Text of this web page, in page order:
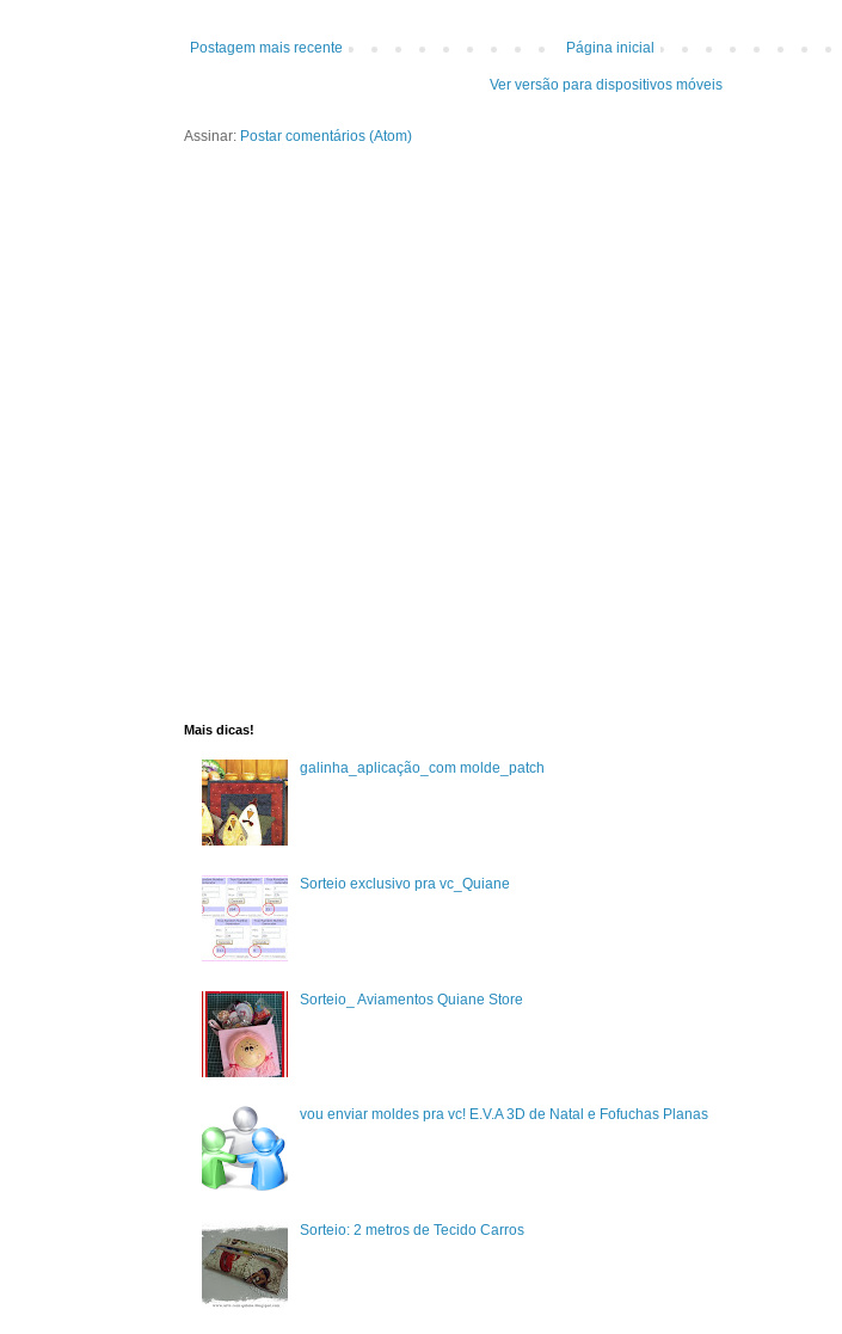
Postagem mais recente Página inicial
Ver versão para dispositivos móveis
Assinar: Postar comentários (Atom)
Mais dicas!
galinha_aplicação_com molde_patch
Sorteio exclusivo pra vc_Quiane
Sorteio_ Aviamentos Quiane Store
vou enviar moldes pra vc! E.V.A 3D de Natal e Fofuchas Planas
Sorteio: 2 metros de Tecido Carros